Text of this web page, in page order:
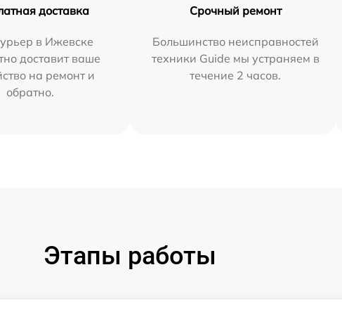
доставка
в Ижевске
доставит ваше
на ремонт и
обратно.
Срочный ремонт
Большинство неисправностей
техники Guide мы устраняем в
течение 2 часов.
Этапы работы